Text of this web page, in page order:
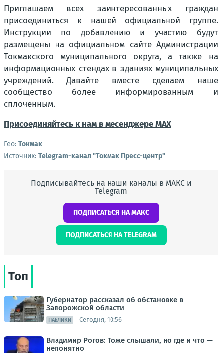
Приглашаем всех заинтересованных граждан
присоединиться к нашей официальной группе.
Инструкции по добавлению и участию будут
размещены на официальном сайте Администрации
Токмакского муниципального округа, а также на
информационных стендах в зданиях муниципальных
учреждений. Давайте вместе сделаем наше
сообщество более информированным и
сплоченным.
Присоединяйтесь к нам в месенджере MAX
Гео: Токмак
Источник: Telegram-канал "Токмак Пресс-центр"
Подписывайтесь на наши каналы в МАКС и
Telegram
ПОДПИСАТЬСЯ НА МАКС
ПОДПИСАТЬСЯ НА TELEGRAM
Топ
Губернатор рассказал об обстановке в
Запорожской области
ПАБЛИКИ Сегодня, 10:56
Владимир Рогов: Тоже слышали, но где и что —
непонятно